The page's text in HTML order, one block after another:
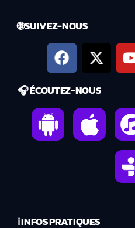
🌐 SUIVEZ-NOUS
🎧 ÉCOUTEZ-NOUS
ℹ️ INFOS PRATIQUES